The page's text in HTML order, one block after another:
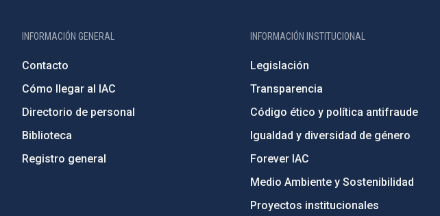
INFORMACIÓN GENERAL
Contacto
Cómo llegar al IAC
Directorio de personal
Biblioteca
Registro general
INFORMACIÓN INSTITUCIONAL
Legislación
Transparencia
Código ético y política antifraude
Igualdad y diversidad de género
Forever IAC
Medio Ambiente y Sostenibilidad
Proyectos institucionales